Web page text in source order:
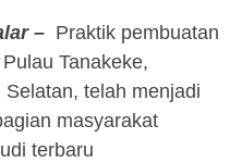
– Praktik pembuatan
Tanakeke,
telah menjadi
masyarakat
terbaru